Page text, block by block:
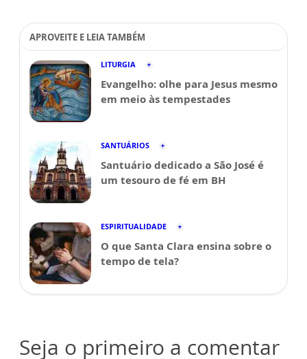
APROVEITE E LEIA TAMBÉM
LITURGIA
Evangelho: olhe para Jesus mesmo
em meio às tempestades
SANTUÁRIOS
Santuário dedicado a São José é
um tesouro de fé em BH
ESPIRITUALIDADE
O que Santa Clara ensina sobre o
tempo de tela?
Seja o primeiro a comentar